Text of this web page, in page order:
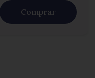
Comprar